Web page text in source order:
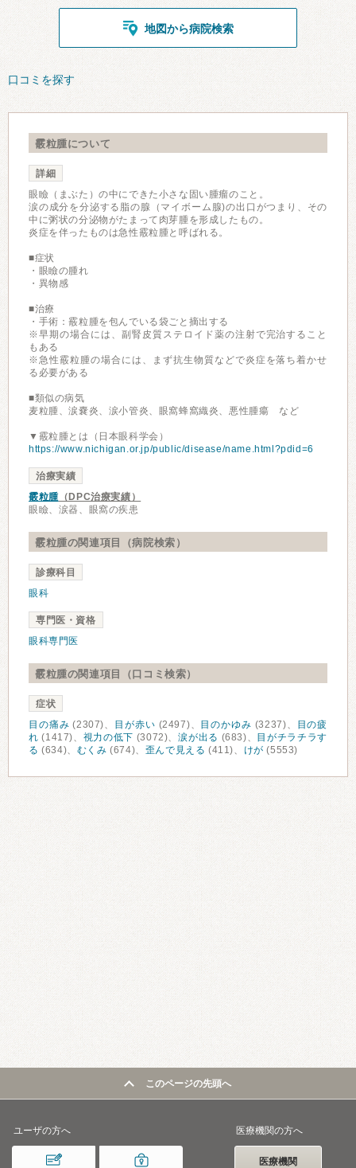
地図から病院検索
口コミを探す
霰粒腫について
詳細
眼瞼（まぶた）の中にできた小さな固い腫瘤のこと。
涙の成分を分泌する脂の腺（マイボーム腺)の出口がつまり、その
中に粥状の分泌物がたまって肉芽腫を形成したもの。
炎症を伴ったものは急性霰粒腫と呼ばれる。
■症状
・眼瞼の腫れ
・異物感
■治療
・手術：霰粒腫を包んでいる袋ごと摘出する
※早期の場合には、副腎皮質ステロイド薬の注射で完治すること
もある
※急性霰粒腫の場合には、まず抗生物質などで炎症を落ち着かせ
る必要がある
■類似の病気
麦粒腫、涙嚢炎、涙小管炎、眼窩蜂窩織炎、悪性腫瘍 など
▼霰粒腫とは（日本眼科学会）
https://www.nichigan.or.jp/public/disease/name.html?pdid=6
治療実績
霰粒腫（DPC治療実績）
眼瞼、涙器、眼窩の疾患
霰粒腫の関連項目（病院検索）
診療科目
眼科
専門医・資格
眼科専門医
霰粒腫の関連項目（口コミ検索）
症状
目の痛み (2307)、 目が赤い (2497)、 目のかゆみ (3237)、
目の疲
れ (1417)、 視力の低下 (3072)、涙が出る (683)、
目がチラチラす
る (634)、 むくみ (674)、 歪んで見える (411)、 けが (5553)
このページの先頭へ
ユーザの方へ 医療機関の方へ
医療機関